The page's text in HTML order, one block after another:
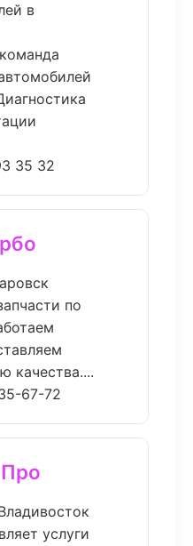
в
35 32
по
качества....
67-72
услуги